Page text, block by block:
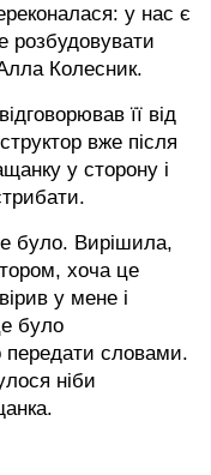
у нас є
Колесник.
її від
вже після
у сторону і
було. Вирішила,
хоча це
у мене і
було
словами.
ніби